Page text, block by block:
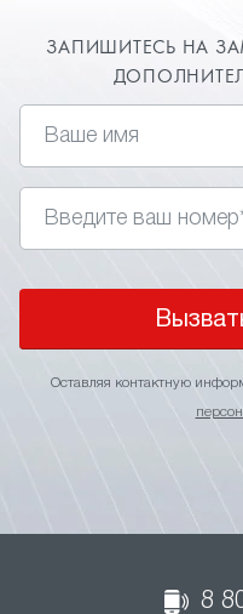
ЗАПИШИТЕСЬ НА
Оставляя контактную
8